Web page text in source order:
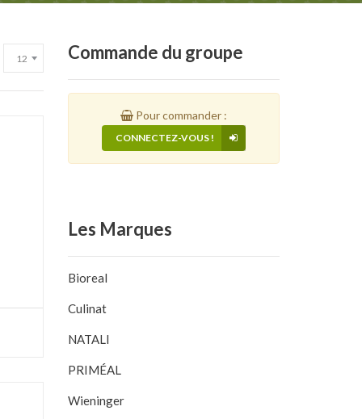
Commande du groupe
Pour commander :
CONNECTEZ-VOUS !
Les Marques
Bioreal
Culinat
NATALI
PRIMÉAL
Wieninger